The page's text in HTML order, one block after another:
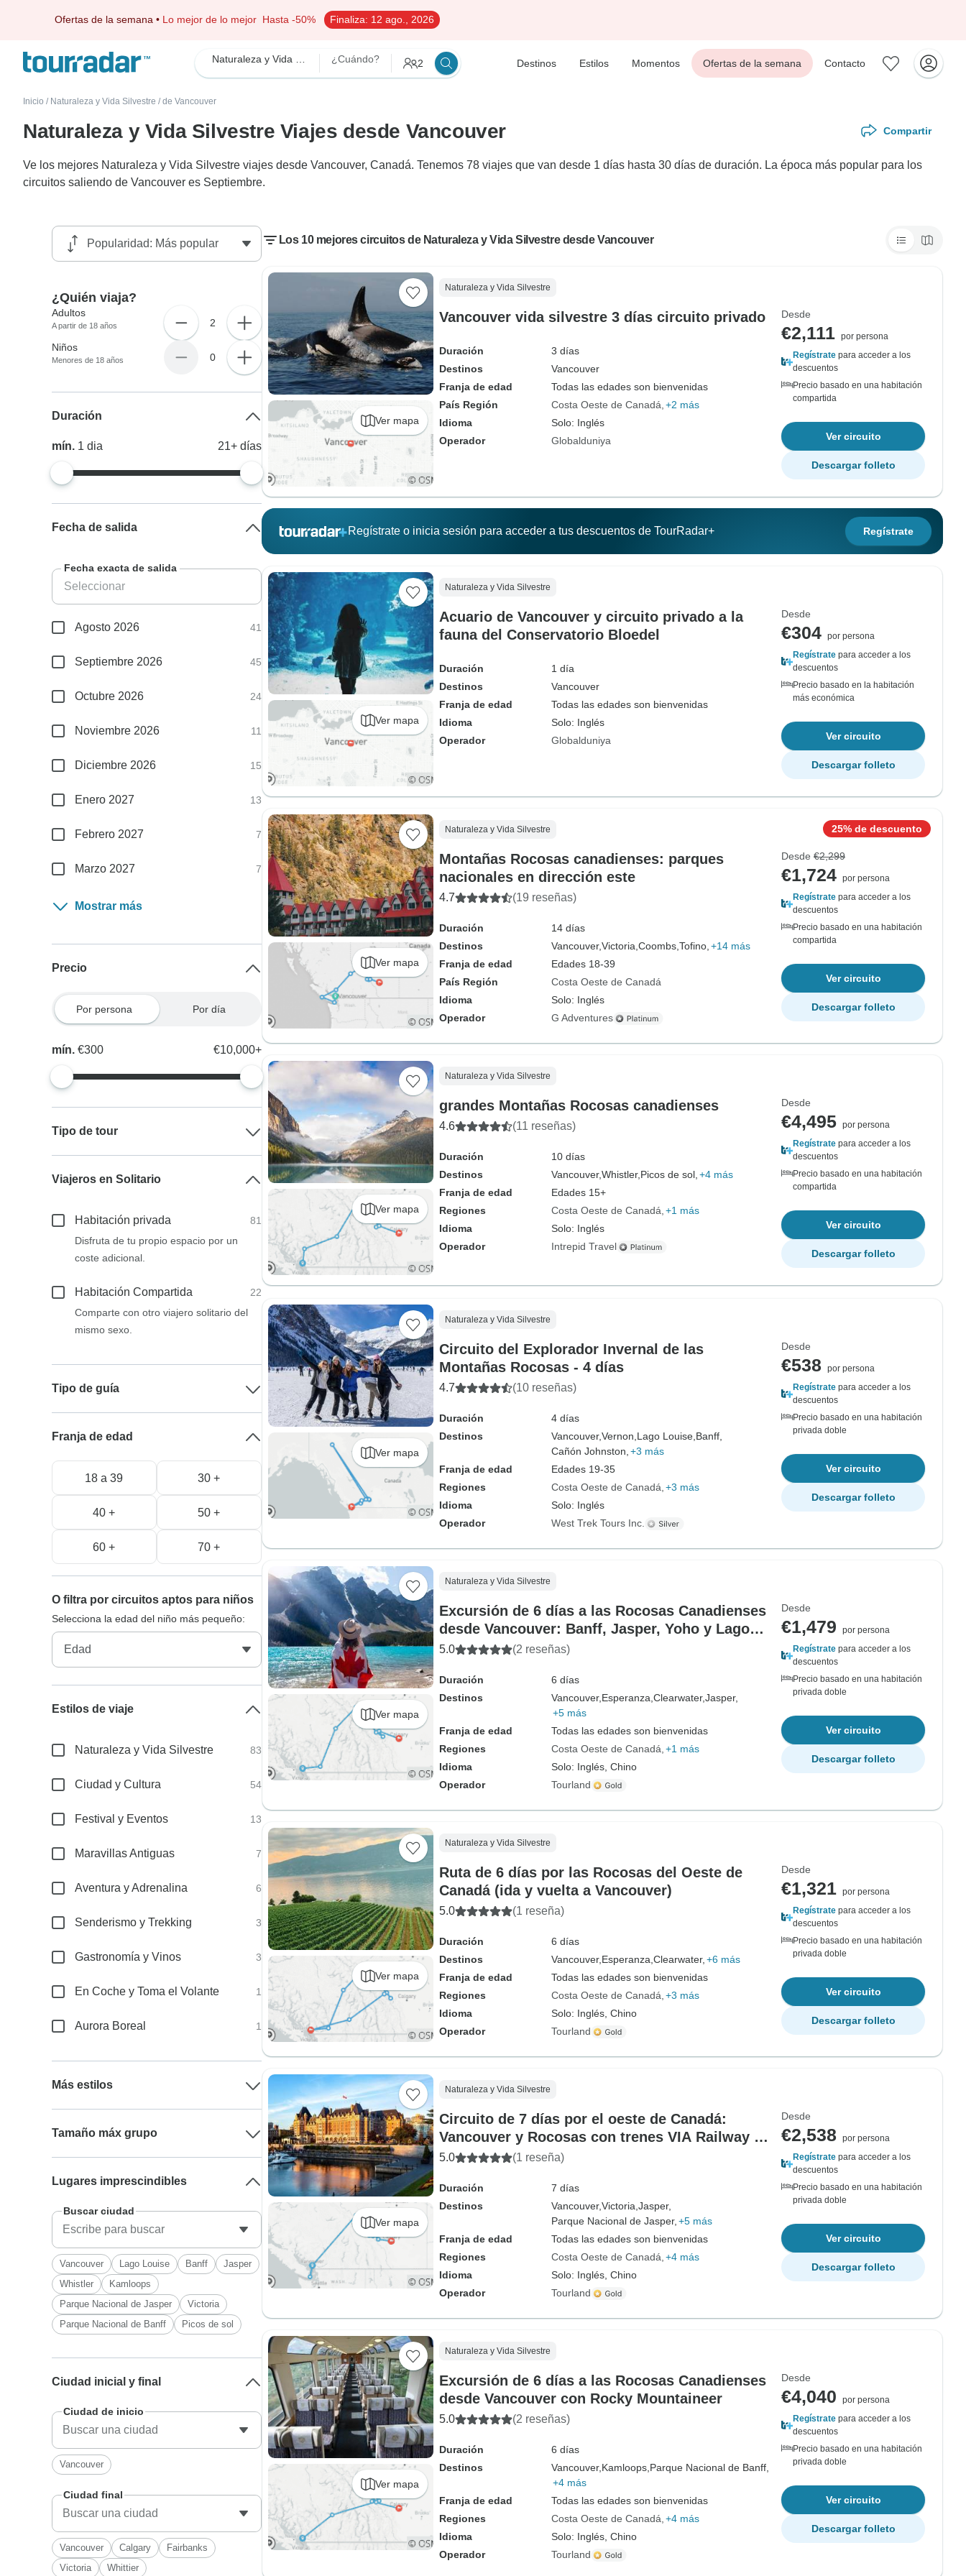
Ofertas de la semana • Lo mejor de lo mejor Hasta -50% Finaliza: 12 ago., 2026
¿Cuándo? 2 Destinos Estilos Momentos Ofertas de la semana Contacto
Inicio / Naturaleza y Vida Silvestre / de Vancouver
Naturaleza y Vida Silvestre Viajes desde Vancouver Compartir
Ve los mejores Naturaleza y Vida Silvestre viajes desde Vancouver, Canadá. Tenemos 78 viajes que van desde 1 días hasta 30 días de duración. La época más popular para los
circuitos saliendo de Vancouver es Septiembre.
Los 10 mejores circuitos de Naturaleza y Vida Silvestre desde Vancouver
Ver mapa
Naturaleza y Vida Silvestre
Vancouver vida silvestre 3 días circuito privado
Duración
3 días
Destinos
Vancouver
Franja de edad
Todas las edades son bienvenidas
País Región
Costa Oeste de Canadá +2 más
Idioma
Solo: Inglés
Operador
Globalduniya
Desde
€2,111 por persona
Regístrate para acceder a los
descuentos
Precio basado en una habitación
compartida
Ver circuito
Descargar folleto
Regístrate o inicia sesión para acceder a tus descuentos de TourRadar+ Regístrate
Ver mapa
Naturaleza y Vida Silvestre
Acuario de Vancouver y circuito privado a la
fauna del Conservatorio Bloedel
Duración
1 día
Destinos
Vancouver
Franja de edad
Todas las edades son bienvenidas
Idioma
Solo: Inglés
Operador
Globalduniya
Desde
€304 por persona
Regístrate para acceder a los
descuentos
Precio basado en la habitación
más económica
Ver circuito
Descargar folleto
Ver mapa
Naturaleza y Vida Silvestre
Montañas Rocosas canadienses: parques
nacionales en dirección este
4.7 (19 reseñas)
Duración
14 días
Destinos
Vancouver,Victoria, Coombs, Tofino, +14 más
Franja de edad
Edades 18-39
País Región
Costa Oeste de Canadá
Idioma
Solo: Inglés
Operador
G Adventures
25% de descuento
Desde €2,299
€1,724 por persona
Regístrate para acceder a los
descuentos
Precio basado en una habitación
compartida
Ver circuito
Descargar folleto
Ver mapa
Naturaleza y Vida Silvestre
grandes Montañas Rocosas canadienses
4.6 (11 reseñas)
Duración
10 días
Destinos
Vancouver,Whistler, Picos de sol, +4 más
Franja de edad
Edades 15+
Regiones
Costa Oeste de Canadá +1 más
Idioma
Solo: Inglés
Operador
Intrepid Travel
Desde
€4,495 por persona
Regístrate para acceder a los
descuentos
Precio basado en una habitación
compartida
Ver circuito
Descargar folleto
Ver mapa
Naturaleza y Vida Silvestre
Circuito del Explorador Invernal de las
Montañas Rocosas - 4 días
4.7 (10 reseñas)
Duración
4 días
Destinos
Vancouver,Vernon, Lago Louise, Banff,
Cañón Johnston, +3 más
Franja de edad
Edades 19-35
Regiones
Costa Oeste de Canadá +3 más
Idioma
Solo: Inglés
Operador
West Trek Tours Inc.
Desde
€538
por persona
Regístrate para acceder a los
descuentos
Precio basado en una habitación
privada doble
Ver circuito
Descargar folleto
Ver mapa
Naturaleza y Vida Silvestre
Excursión de 6 días a las Rocosas Canadienses
desde Vancouver: Banff, Jasper, Yoho y Lagos
Icónicos
5.0 (2 reseñas)
Duración
6 días
Destinos
Vancouver, Esperanza, Clearwater,Jasper,
+5 más
Franja de edad
Todas las edades son bienvenidas
Regiones
Costa Oeste de Canadá +1 más
Idioma
Solo: Inglés, Chino
Operador
Tourland
Desde
€1,479
por persona
Regístrate para acceder a los
descuentos
Precio basado en una habitación
privada doble
Ver circuito
Descargar folleto
Ver mapa
Naturaleza y Vida Silvestre
Ruta de 6 días por las Rocosas del Oeste de
Canadá (ida y vuelta a Vancouver)
5.0 (1 reseña)
Duración
6 días
Destinos
Vancouver, Esperanza, Clearwater, +6 más
Franja de edad
Todas las edades son bienvenidas
Regiones
Costa Oeste de Canadá +3 más
Idioma
Solo: Inglés, Chino
Operador
Tourland
Desde
€1,321 por persona
Regístrate para acceder a los
descuentos
Precio basado en una habitación
privada doble
Ver circuito
Descargar folleto
Ver mapa
Naturaleza y Vida Silvestre
Circuito de 7 días por el oeste de Canadá:
Vancouver y Rocosas con trenes VIA Railway |
Salida desde Vancouver
5.0 (1 reseña)
Duración
7 días
Destinos
Vancouver,Victoria, Jasper,
Parque Nacional de Jasper, +5 más
Franja de edad
Todas las edades son bienvenidas
Regiones
Costa Oeste de Canadá +4 más
Idioma
Solo: Inglés, Chino
Operador
Tourland
Desde
€2,538
por persona
Regístrate para acceder a los
descuentos
Precio basado en una habitación
privada doble
Ver circuito
Descargar folleto
Ver mapa
Naturaleza y Vida Silvestre
Excursión de 6 días a las Rocosas Canadienses
desde Vancouver con Rocky Mountaineer
5.0 (2 reseñas)
Duración
6 días
Destinos
Vancouver, Kamloops, Parque Nacional de Banff,
+4 más
Franja de edad
Todas las edades son bienvenidas
Regiones
Costa Oeste de Canadá +4 más
Idioma
Solo: Inglés, Chino
Operador
Tourland
Desde
€4,040
por persona
Regístrate para acceder a los
descuentos
Precio basado en una habitación
privada doble
Ver circuito
Descargar folleto
¿Quién viaja?
Adultos
A partir de 18 años 2
Niños
Menores de 18 años 0
Duración
mín. 1dia 21+ días
Fecha de salida
Fecha exacta de salida
Agosto 2026 41
Septiembre 2026 45
Octubre 2026 24
Noviembre 2026 11
Diciembre 2026 15
Enero 2027 13
Febrero 2027 7
Marzo 2027 7
Mostrar más
Precio
Por persona Por día
mín.€300 €10,000+
Tipo de tour
Viajeros en Solitario
Habitación privada
81
Disfruta de tu propio espacio por un
coste adicional.
Habitación Compartida
22
Comparte con otro viajero solitario del
mismo sexo.
Tipo de guía
Franja de edad
18 a 39 30 +
40 + 50 +
60 + 70 +
O filtra por circuitos aptos para niños
Selecciona la edad del niño más pequeño:
Estilos de viaje
Naturaleza y Vida Silvestre 83
Ciudad y Cultura 54
Festival y Eventos 13
Maravillas Antiguas 7
Aventura y Adrenalina 6
Senderismo y Trekking 3
Gastronomía y Vinos 3
En Coche y Toma el Volante 1
Aurora Boreal 1
Más estilos
Tamaño máx grupo
Lugares imprescindibles
Buscar ciudad
Vancouver Lago Louise Banff
Jasper
Whistler
Kamloops
Parque Nacional de Jasper
Victoria
Parque Nacional de Banff
Picos de sol
Ciudad inicial y final
Ciudad de inicio
Vancouver
Ciudad final
Vancouver Calgary
Fairbanks
Victoria
Whittier